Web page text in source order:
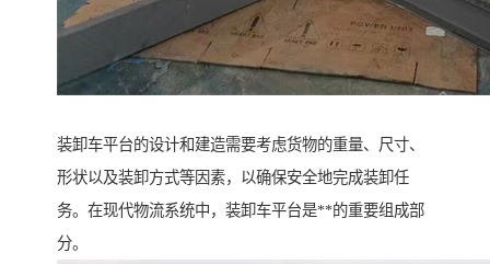
装卸车平台的设计和建造需要考虑货物的重量、尺寸、
形状以及装卸方式等因素，以确保安全地完成装卸任
务。在现代物流系统中，装卸车平台是**的重要组成部
分。